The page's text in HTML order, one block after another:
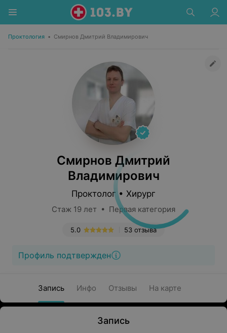
Проктология • Смирнов Дмитрий Владимирович
Смирнов Дмитрий
Владимирович
Проктолог • Хирург
Стаж 19 лет • Первая категория
53 отзыва
5.0
Профиль подтвержден
Запись Инфо Отзывы На карте
Запись